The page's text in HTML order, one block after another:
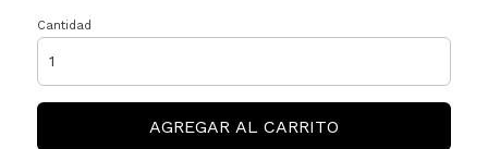
Cantidad
AGREGAR AL CARRITO